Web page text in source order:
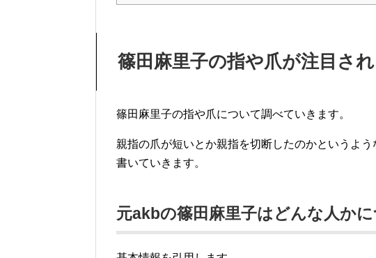
篠田麻里子の指や爪が注目され
篠田麻里子の指や爪について調べていきます。
親指の爪が短いとか親指を切断したのかというよ
書いていきます。
元akbの篠田麻里子はどんな人かに